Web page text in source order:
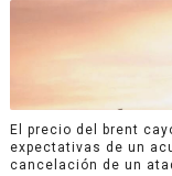
El precio del brent
expectativas de un
cancelación de un